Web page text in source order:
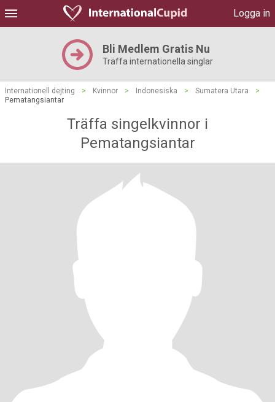
Logga in
Bli Medlem Gratis Nu
Träffa internationella singlar
Internationell dejting > Kvinnor > Indonesiska > Sumatera Utara
>
Pematangsiantar
Träffa singelkvinnor i
Pematangsiantar